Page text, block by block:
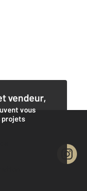
vendeur,
vous
projets